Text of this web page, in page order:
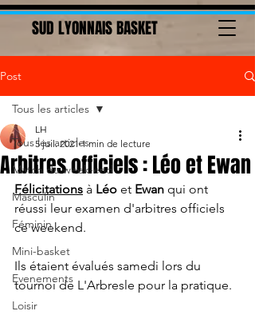
SUD LYONNAIS BASKET
Post
Tous les articles
Match du week-end
Masculin
Féminin
Mini-basket
Evenements
Loisir
Tous les articles
Arbitres officiels : Léo et Ewan
LH
5 juil. 2021 1 min de lecture
Félicitations à Léo et Ewan qui ont
réussi leur examen d'arbitres officiels
ce weekend.
Ils étaient évalués samedi lors du
tournoi de L'Arbresle pour la pratique.